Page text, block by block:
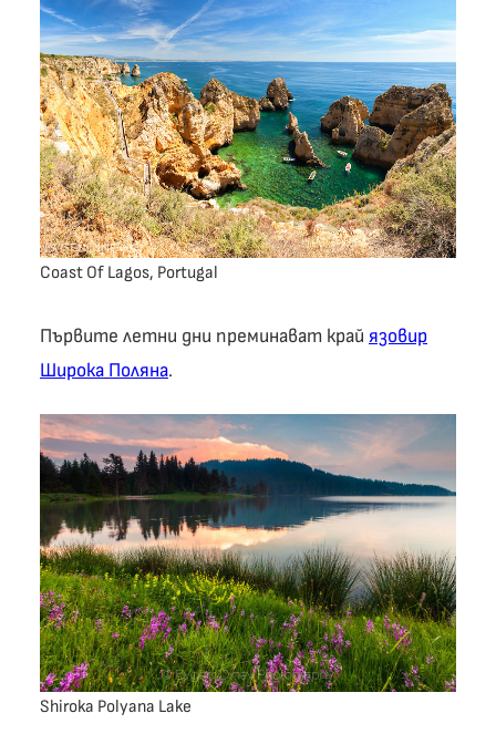
Coast Of Lagos, Portugal
Първите летни дни преминават край язовир
Широка Поляна.
Shiroka Polyana Lake